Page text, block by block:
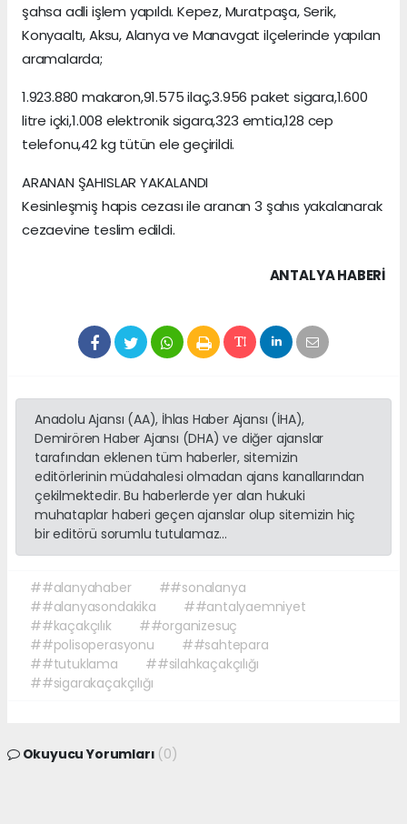
şahsa adli işlem yapıldı. Kepez, Muratpaşa, Serik,
Konyaaltı, Aksu, Alanya ve Manavgat ilçelerinde yapılan
aramalarda;
1.923.880 makaron,91.575 ilaç,3.956 paket sigara,1.600
litre içki,1.008 elektronik sigara,323 emtia,128 cep
telefonu,42 kg tütün ele geçirildi.
ARANAN ŞAHISLAR YAKALANDI
Kesinleşmiş hapis cezası ile aranan 3 şahıs yakalanarak
cezaevine teslim edildi.
ANTALYA HABERİ
Anadolu Ajansı (AA), İhlas Haber Ajansı (İHA),
Demirören Haber Ajansı (DHA) ve diğer ajanslar
tarafından eklenen tüm haberler, sitemizin
editörlerinin müdahalesi olmadan ajans kanallarından
çekilmektedir. Bu haberlerde yer alan hukuki
muhataplar haberi geçen ajanslar olup sitemizin hiç
bir editörü sorumlu tutulamaz...
##alanyahaber
##sonalanya
##alanyasondakika
##antalyaemniyet
##kaçakçılık
##organizesuç
##polisoperasyonu
##sahtepara
##tutuklama
##silahkaçakçılığı
##sigarakaçakçılığı
Okuyucu Yorumları (0)